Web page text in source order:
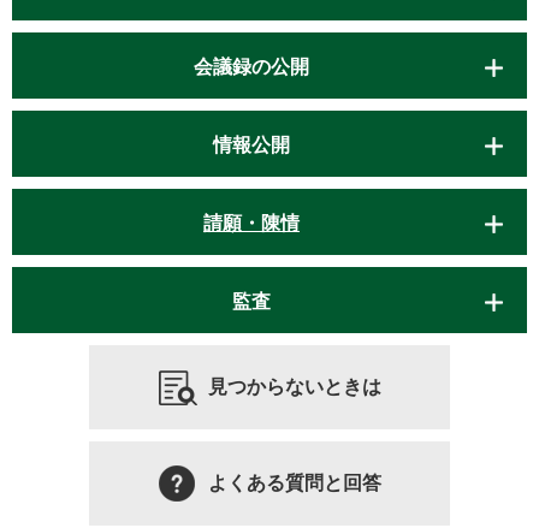
会議録の公開
情報公開
請願・陳情
監査
見つからないときは
よくある質問と回答